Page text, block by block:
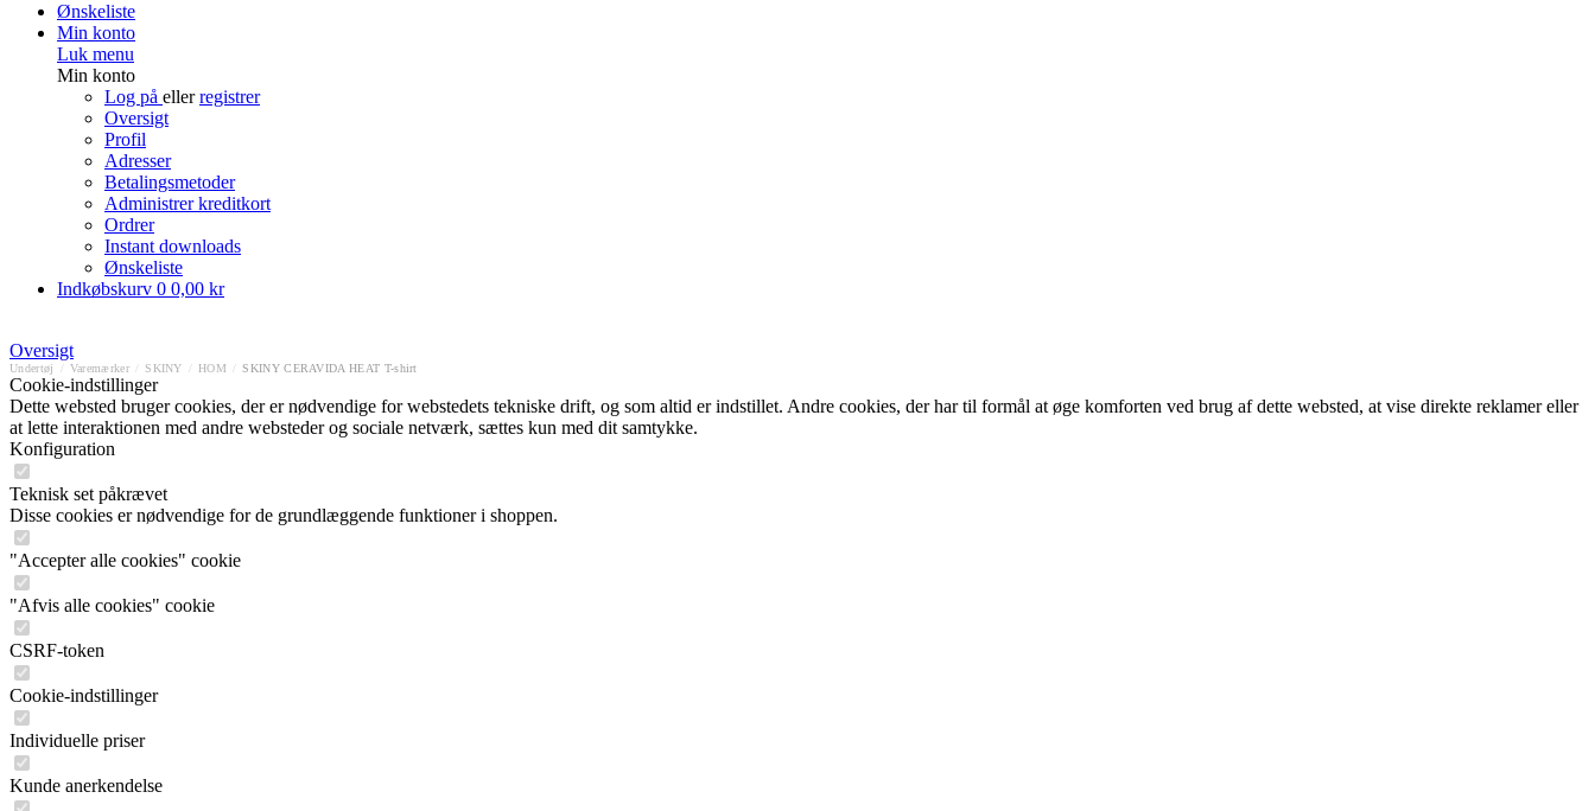
Ønskeliste
Min konto
Luk menu
Min konto
Log på ellerregistrer
Oversigt
Profil
Adresser
Betalingsmetoder
Administrer kreditkort
Ordrer
Instant downloads
Ønskeliste
Indkøbskurv 0 0,00 kr
Oversigt
Undertøj Varemærker SKINY HOM SKINY CERAVIDA HEAT T-shirt
Cookie-indstillinger
Dette websted bruger cookies, der er nødvendige for webstedets tekniske drift, og som altid er indstillet. Andre cookies, der har til formål at øge komforten ved brug af dette websted, at vise direkte reklamer eller
at lette interaktionen med andre websteder og sociale netværk, sættes kun med dit samtykke.
Konfiguration
Teknisk set påkrævet
Disse cookies er nødvendige for de grundlæggende funktioner i shoppen.
"Accepter alle cookies" cookie
"Afvis alle cookies" cookie
CSRF-token
Cookie-indstillinger
Individuelle priser
Kunde anerkendelse